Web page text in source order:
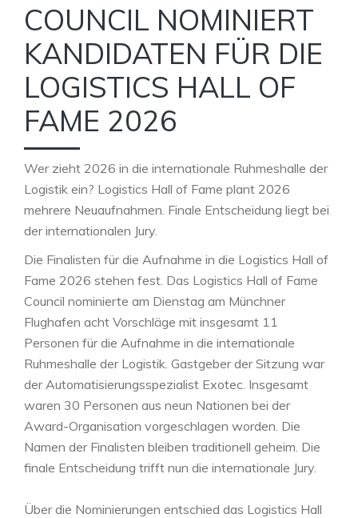
COUNCIL NOMINIERT
KANDIDATEN FÜR DIE
LOGISTICS HALL OF
FAME 2026
Wer zieht 2026 in die internationale Ruhmeshalle der
Logistik ein? Logistics Hall of Fame plant 2026
mehrere Neuaufnahmen. Finale Entscheidung liegt bei
der internationalen Jury.
Die Finalisten für die Aufnahme in die Logistics Hall of
Fame 2026 stehen fest. Das Logistics Hall of Fame
Council nominierte am Dienstag am Münchner
Flughafen acht Vorschläge mit insgesamt 11
Personen für die Aufnahme in die internationale
Ruhmeshalle der Logistik. Gastgeber der Sitzung war
der Automatisierungsspezialist Exotec. Insgesamt
waren 30 Personen aus neun Nationen bei der
Award-Organisation vorgeschlagen worden. Die
Namen der Finalisten bleiben traditionell geheim. Die
finale Entscheidung trifft nun die internationale Jury.
Über die Nominierungen entschied das Logistics Hall